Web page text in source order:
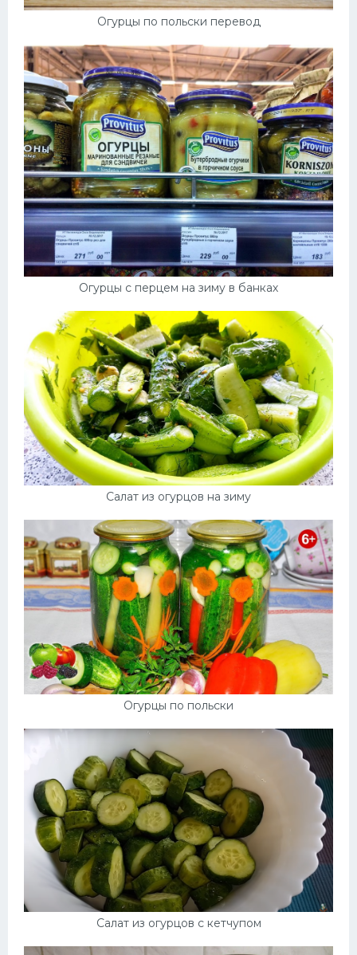
Огурцы по польски перевод
Огурцы с перцем на зиму в банках
Салат из огурцов на зиму
Огурцы по польски
Салат из огурцов с кетчупом